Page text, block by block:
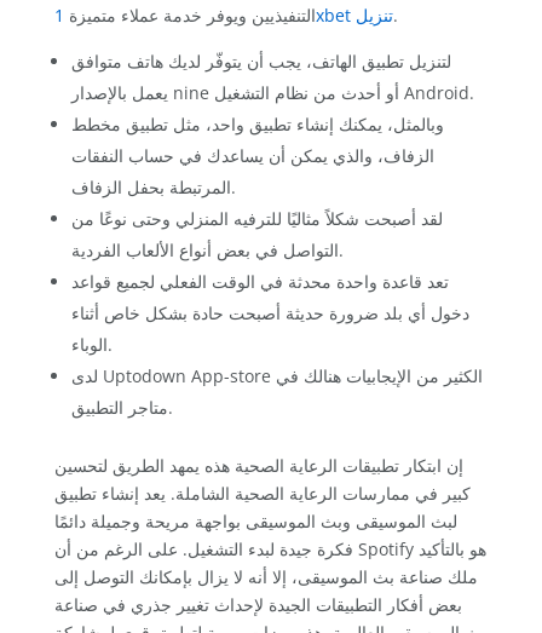
التنفيذيين ويوفر خدمة عملاء متميزة
1xbet تنزيل.
لتنزيل تطبيق الهاتف، يجب أن يتوفّر لديك هاتف متوافق
يعمل بالإصدار nine أو أحدث من نظام التشغيل Android.
وبالمثل، يمكنك إنشاء تطبيق واحد، مثل تطبيق مخطط
الزفاف، والذي يمكن أن يساعدك في حساب النفقات
المرتبطة بحفل الزفاف.
لقد أصبحت شكلاً مثاليًا للترفيه المنزلي وحتى نوعًا من
التواصل في بعض أنواع الألعاب الفردية.
تعد قاعدة واحدة محدثة في الوقت الفعلي لجميع قواعد
دخول أي بلد ضرورة حديثة أصبحت حادة بشكل خاص أثناء
الوباء.
لدى Uptodown App-store الكثير من الإيجابيات هنالك في
متاجر التطبيق.
إن ابتكار تطبيقات الرعاية الصحية هذه يمهد الطريق لتحسين
كبير في ممارسات الرعاية الصحية الشاملة. يعد إنشاء تطبيق
لبث الموسيقى وبث الموسيقى بواجهة مريحة وجميلة دائمًا
فكرة جيدة لبدء التشغيل. على الرغم من أن Spotify هو بالتأكيد
ملك صناعة بث الموسيقى، إلا أنه لا يزال بإمكانك التوصل إلى
بعض أفكار التطبيقات الجيدة لإحداث تغيير جذري في صناعة